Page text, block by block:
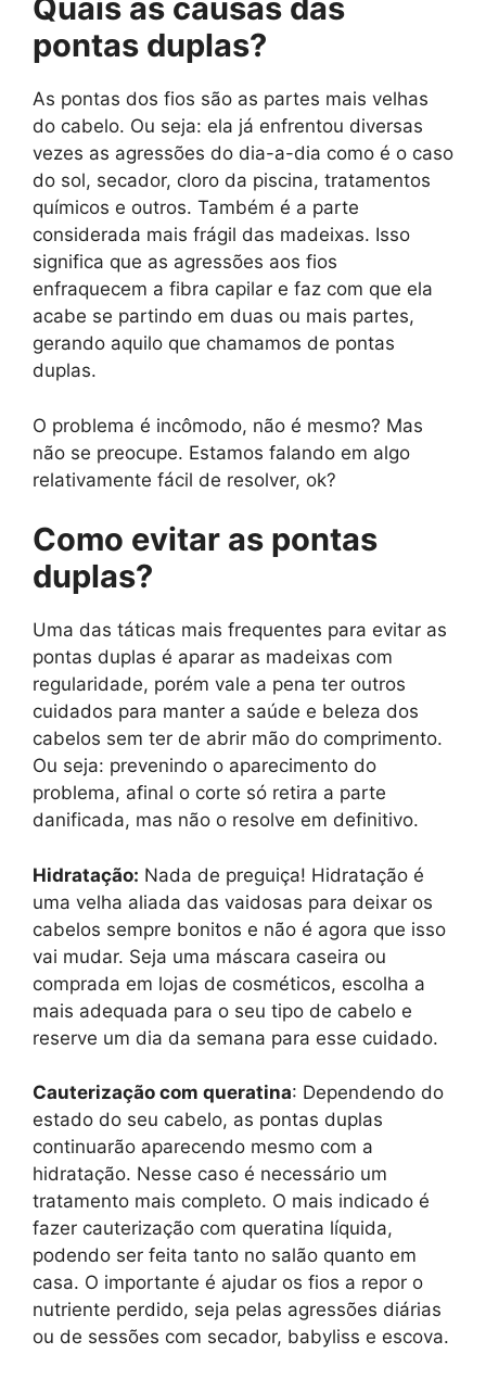
Quais as causas das
pontas duplas?
As pontas dos fios são as partes mais velhas
do cabelo. Ou seja: ela já enfrentou diversas
vezes as agressões do dia-a-dia como é o caso
do sol, secador, cloro da piscina, tratamentos
químicos e outros. Também é a parte
considerada mais frágil das madeixas. Isso
significa que as agressões aos fios
enfraquecem a fibra capilar e faz com que ela
acabe se partindo em duas ou mais partes,
gerando aquilo que chamamos de pontas
duplas.
O problema é incômodo, não é mesmo? Mas
não se preocupe. Estamos falando em algo
relativamente fácil de resolver, ok?
Como evitar as pontas
duplas?
Uma das táticas mais frequentes para evitar as
pontas duplas é aparar as madeixas com
regularidade, porém vale a pena ter outros
cuidados para manter a saúde e beleza dos
cabelos sem ter de abrir mão do comprimento.
Ou seja: prevenindo o aparecimento do
problema, afinal o corte só retira a parte
danificada, mas não o resolve em definitivo.
Hidratação: Nada de preguiça! Hidratação é
uma velha aliada das vaidosas para deixar os
cabelos sempre bonitos e não é agora que isso
vai mudar. Seja uma máscara caseira ou
comprada em lojas de cosméticos, escolha a
mais adequada para o seu tipo de cabelo e
reserve um dia da semana para esse cuidado.
Cauterização com queratina: Dependendo do
estado do seu cabelo, as pontas duplas
continuarão aparecendo mesmo com a
hidratação. Nesse caso é necessário um
tratamento mais completo. O mais indicado é
fazer cauterização com queratina líquida,
podendo ser feita tanto no salão quanto em
casa. O importante é ajudar os fios a repor o
nutriente perdido, seja pelas agressões diárias
ou de sessões com secador, babyliss e escova.